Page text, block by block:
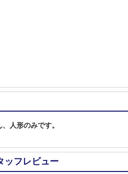
人形のみです。
ッフレビュー